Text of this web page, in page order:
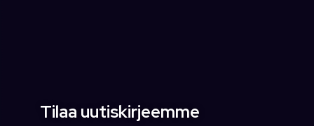
Tilaa uutiskirjeemme